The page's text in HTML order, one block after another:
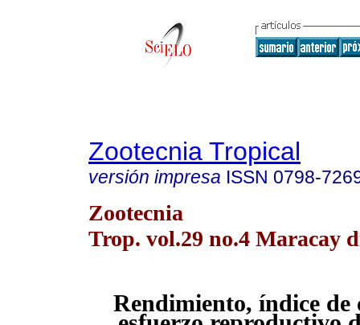
Zootecnia Tropical
versión impresa ISSN 0798-
Zootecnia
Trop. vol.29 no.4 Maracay
Rendimiento, índice de